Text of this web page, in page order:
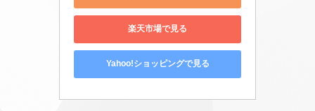
楽天市場で見る
Yahoo!ショッピングで見る